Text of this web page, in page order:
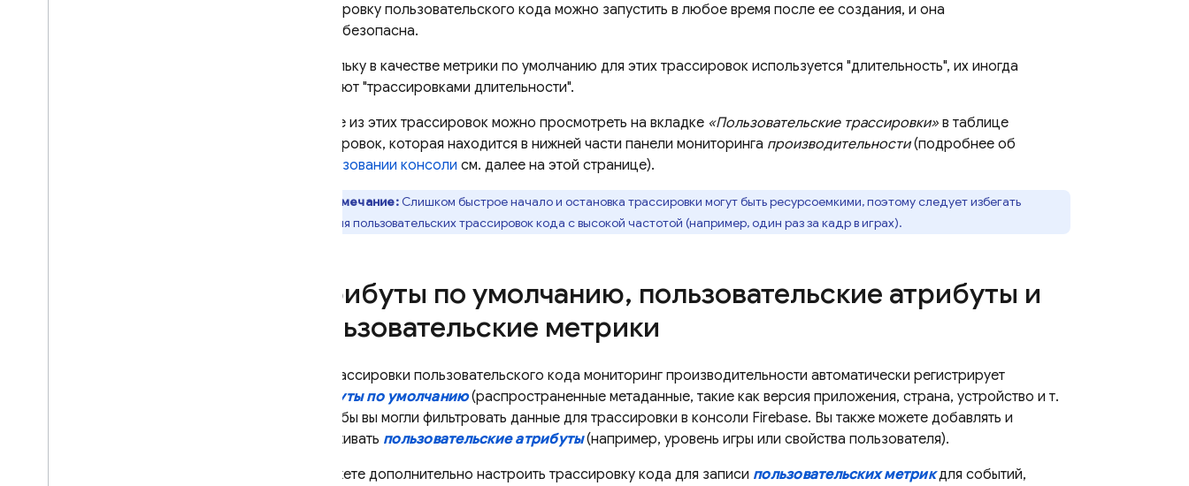
Трассировку пользовательского кода можно запустить в любое время после ее создания, и она
потокобезопасна.
Поскольку в качестве метрики по умолчанию для этих трассировок используется "длительность", их иногда
называют "трассировками длительности".
Данные из этих трассировок можно просмотреть на вкладке «Пользовательские трассировки» в таблице
трассировок, которая находится в нижней части панели мониторинга производительности(подробнее об
использовании консоли см. далее на этой странице).
Примечание: Слишком быстрое начало и остановка трассировки могут быть ресурсоемкими, поэтому следует избегать
создания пользовательских трассировок кода с высокой частотой (например, один раз за кадр в играх).
Атрибуты по умолчанию, пользовательские атрибуты и
пользовательские метрики
Для трассировки пользовательского кода мониторинг производительности автоматически регистрирует
атрибуты по умолчанию(распространенные метаданные, такие как версия приложения, страна, устройство и т.
д.), чтобы вы могли фильтровать данные для трассировки в консоли Firebase. Вы также можете добавлять и
отслеживать пользовательские атрибуты(например, уровень игры или свойства пользователя).
Вы можете дополнительно настроить трассировку кода для записи пользовательских метрикдля событий,